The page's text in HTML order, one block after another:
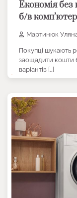
Економія без
б/в
Мартинюк
Покупці шукають
заощадити кошти
варіантів […]